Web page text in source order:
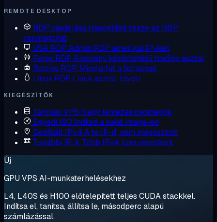
REMOTE DESKTOP
RDP vásárlása Hasonlítsd össze az RDP
csomagokat
USA RDP Admin RDP amerikai IP-ken
Forex RDP Alacsony késleltetésű trading asztal
Botting RDP Mindig fut a botjainak
Linux RDP Linux asztal, távoli
KIEGÉSZÍTŐK
Tárolási VPS Nagy lemezes csomagok
Egyedi ISO Indítsd a saját image-ed
Dedikált IPv4 A te IP-d, nem megosztott
További IP-k Több IPv4 szerverenként
Új
GPU VPS AI-munkaterhelésekhez
L4, L40S és H100 előtelepített teljes CUDA stackkel.
Indítsa el, tanítsa, állítsa le, másodperc alapú
számlázással.